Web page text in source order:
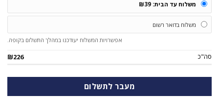
משלוח עד הבית: ₪39
משלוח בדואר רשום
אפשרויות המשלוח יעודכנו במהלך התשלום בקופה.
סה"כ ₪226
מעבר לתשלום